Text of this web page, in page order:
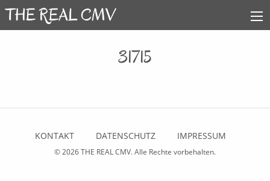
31715
KONTAKT DATENSCHUTZ IMPRESSUM
© 2026THE REAL CMV. Alle Rechte vorbehalten.